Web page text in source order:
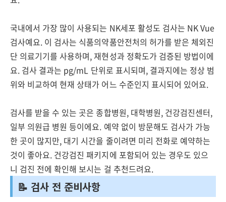
국내에서 가장 많이 사용되는 NK세포 활성도 검사는 NK Vue
검사예요. 이 검사는 식품의약품안전처의 허가를 받은 체외진
단 의료기기를 사용하며, 재현성과 정확도가 검증된 방법이에
요. 검사 결과는 pg/mL 단위로 표시되며, 결과지에는 정상 범
위와 비교하여 현재 상태가 어느 수준인지 표시되어 있어요.
검사를 받을 수 있는 곳은 종합병원, 대학병원, 건강검진센터,
일부 의원급 병원 등이에요. 예약 없이 방문해도 검사가 가능
한 곳이 많지만, 대기 시간을 줄이려면 미리 전화로 예약하는
것이 좋아요. 건강검진 패키지에 포함되어 있는 경우도 있으
니 검진 전에 확인해 보시는 걸 추천드려요.
📝 검사 전 준비사항